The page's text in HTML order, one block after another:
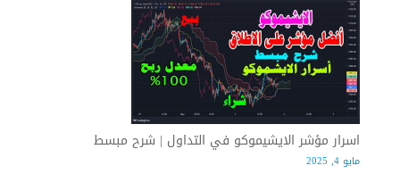
الدايفرجنس
الايجابي
في
التداول
|
شرح
مفصل
اسرار مؤشر الايشيموكو في التداول | شرح مبسط
مايو 4, 2025